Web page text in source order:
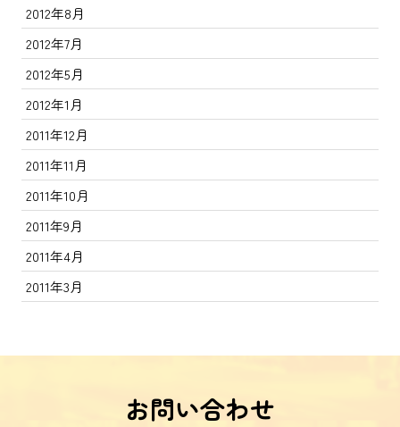
2012年8月
2012年7月
2012年5月
2012年1月
2011年12月
2011年11月
2011年10月
2011年9月
2011年4月
2011年3月
お問い合わせ